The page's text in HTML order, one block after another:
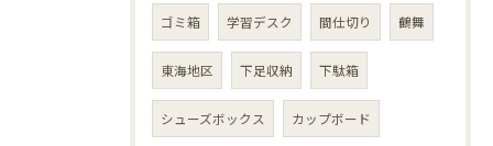
ゴミ箱 学習デスク 間仕切り 鶴舞
東海地区 下足収納 下駄箱
シューズボックス カップボード